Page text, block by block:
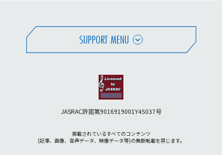
SUPPORT MENU
JASRAC許諾第9016919001Y45037号
掲載されているすべてのコンテンツ
(記事、画像、音声データ、映像データ等)の無断転載を禁じます。